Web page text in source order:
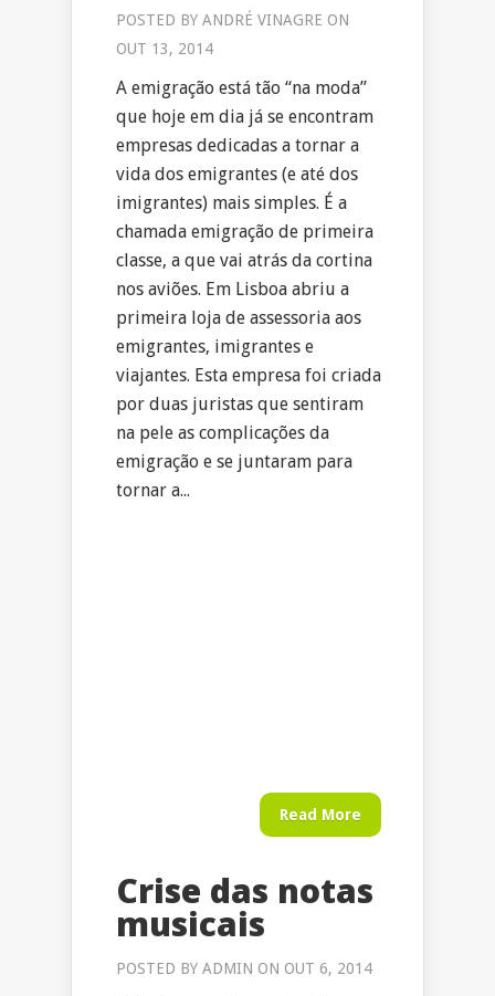
POSTED BY ANDRÉ VINAGRE ON
OUT 13, 2014
A emigração está tão “na moda”
que hoje em dia já se encontram
empresas dedicadas a tornar a
vida dos emigrantes (e até dos
imigrantes) mais simples. É a
chamada emigração de primeira
classe, a que vai atrás da cortina
nos aviões. Em Lisboa abriu a
primeira loja de assessoria aos
emigrantes, imigrantes e
viajantes. Esta empresa foi criada
por duas juristas que sentiram
na pele as complicações da
emigração e se juntaram para
tornar a...
Read More
Crise das notas
musicais
POSTED BY ADMIN ON OUT 6, 2014